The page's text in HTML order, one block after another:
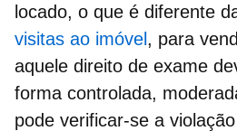
locado, o que é diferente
visitas ao imóvel, para
aquele direito de exame
forma controlada,
pode verificar-se a